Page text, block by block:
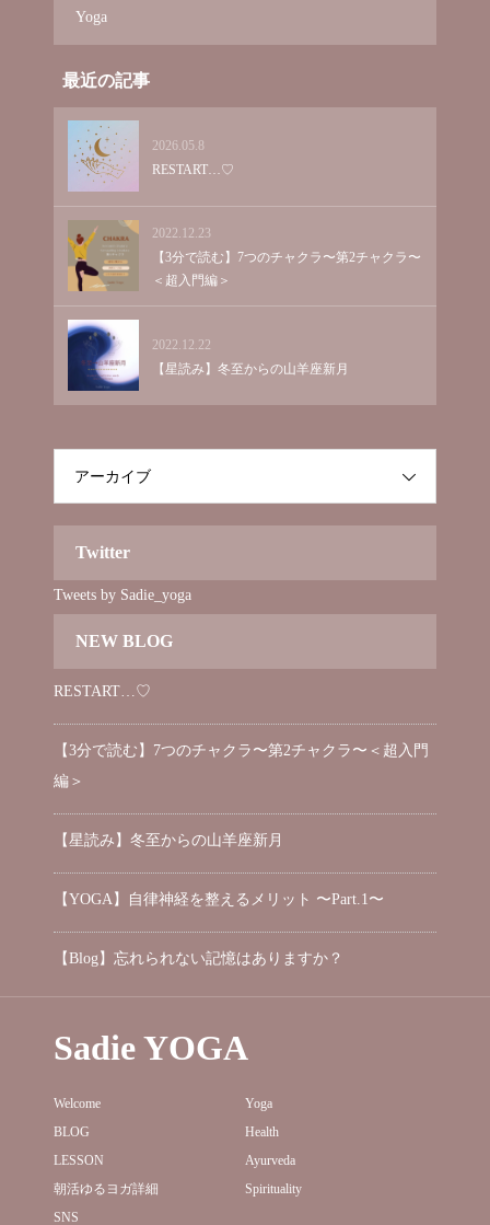
Yoga
最近の記事
2026.05.8
RESTART…♡
2022.12.23
【3分で読む】7つのチャクラ〜第2チャクラ〜
＜超入門編＞
2022.12.22
【星読み】冬至からの山羊座新月
アーカイブ
Twitter
Tweets by Sadie_yoga
NEW BLOG
RESTART…♡
【3分で読む】7つのチャクラ〜第2チャクラ〜＜超入門
編＞
【星読み】冬至からの山羊座新月
【YOGA】自律神経を整えるメリット 〜Part.1〜
【Blog】忘れられない記憶はありますか？
Sadie YOGA
Welcome
BLOG
LESSON
朝活ゆるヨガ詳細
SNS
Yoga
Health
Ayurveda
Spirituality